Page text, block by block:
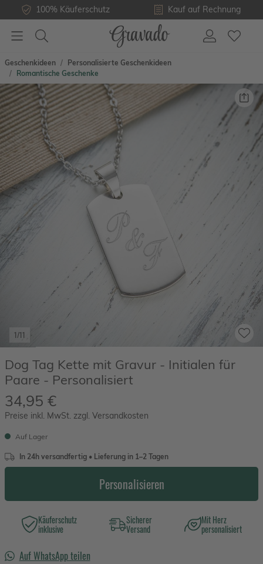
100% Käuferschutz Kauf auf Rechnung
Geschenkideen
Personalisierte Geschenkideen
Romantische Geschenke
1/11
Dog Tag Kette mit Gravur - Initialen für
Paare - Personalisiert
34,95 €
Preise inkl. MwSt. zzgl. Versandkosten
Auf Lager
In 24h versandfertig • Lieferung in 1–2 Tagen
Personalisieren
Käuferschutz
inklusive
Sicherer
Versand
Mit Herz
personalisiert
Auf WhatsApp teilen